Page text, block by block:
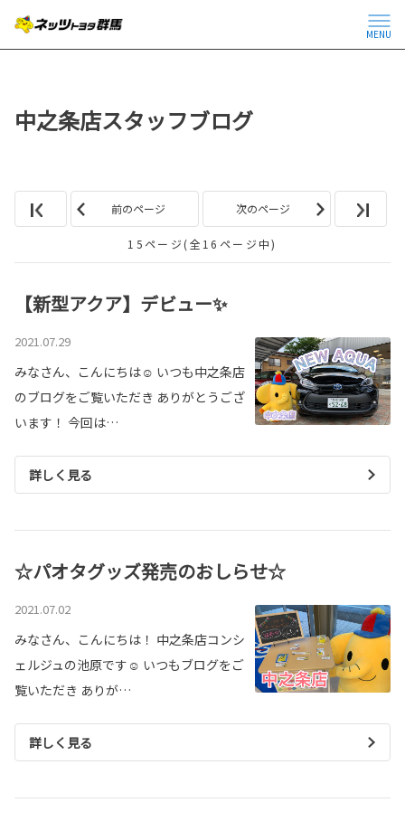
MENU
中之条店スタッフブログ
前のページ 次のページ
15ページ(全16ページ中)
【新型アクア】デビュー✨
2021.07.29
みなさん、こんにちは☺ いつも中之条店
のブログをご覧いただき ありがとうござ
います！ 今回は…
詳しく見る
☆パオタグッズ発売のおしらせ☆
2021.07.02
みなさん、こんにちは！ 中之条店コンシ
ェルジュの池原です☺ いつもブログをご
覧いただき ありが…
詳しく見る